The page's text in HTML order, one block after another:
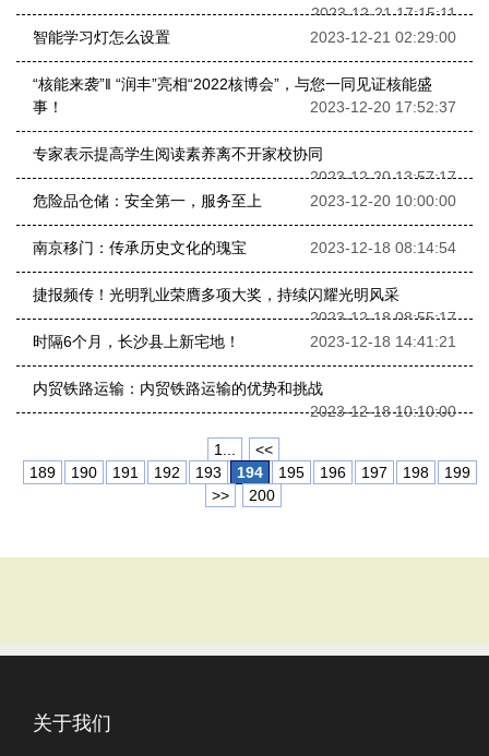
2023-12-21 17:15:11
智能学习灯怎么设置
2023-12-21 02:29:00
“核能来袭”‖ “润丰”亮相“2022核博会”，与您一同见证核能盛
事！
2023-12-20 17:52:37
专家表示提高学生阅读素养离不开家校协同
2023-12-20 13:57:17
危险品仓储：安全第一，服务至上
2023-12-20 10:00:00
南京移门：传承历史文化的瑰宝 2023-12-18 08:14:54
捷报频传！光明乳业荣膺多项大奖，持续闪耀光明风采
2023-12-18 08:55:17
时隔6个月，长沙县上新宅地！
2023-12-18 14:41:21
内贸铁路运输：内贸铁路运输的优势和挑战
2023-12-18 10:10:00
1...
<<
189
190 191 192 193 194 195 196 197 198
199
>>
200
关于我们